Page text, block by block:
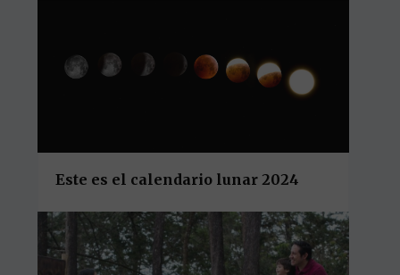
Este es el calendario lunar 2024